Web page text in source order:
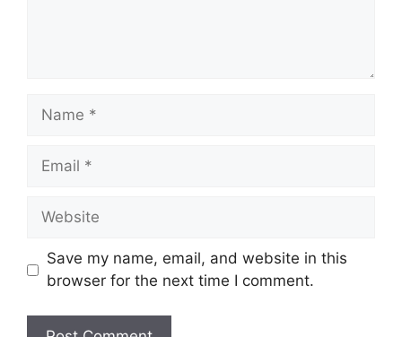
Save my name, email, and website in this
browser for the next time I comment.